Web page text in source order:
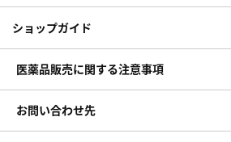
ショップガイド
医薬品販売に関する注意事項
お問い合わせ先